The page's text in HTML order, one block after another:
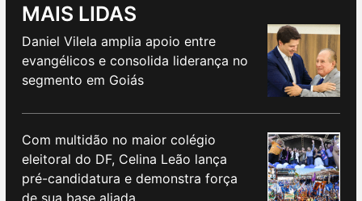
MAIS LIDAS
Daniel Vilela amplia apoio entre
evangélicos e consolida liderança no
segmento em Goiás
Com multidão no maior colégio
eleitoral do DF, Celina Leão lança
pré-candidatura e demonstra força
de sua base aliada